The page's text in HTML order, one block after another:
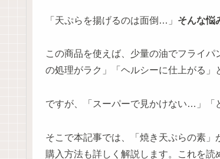
「天ぷらを揚げるのは面倒…」 そんな悩
この商品を使えば、少量の油でフライ
の処理がラク」「ヘルシーに仕上がる」
ですが、「スーパーで見かけない…」「
そこで本記事では、「焼き天ぷらの素
購入方法も詳しく解説します。これを読